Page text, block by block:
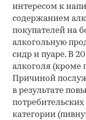
интересом к
содержанием
покупателей на
алкогольную
сидр и пуаре. В
алкоголя (кроме
Причиной
в результате
категории